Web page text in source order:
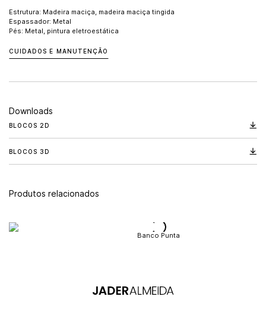
Estrutura: Madeira maciça, madeira maciça tingida
Espassador: Metal
Pés: Metal, pintura eletroestática
CUIDADOS E MANUTENÇÃO
Downloads
BLOCOS 2D
BLOCOS 3D
Produtos relacionados
Banco Punta